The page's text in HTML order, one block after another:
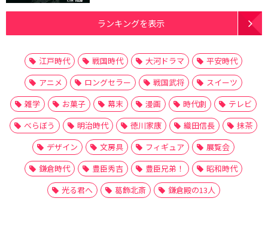
ランキングを表示
江戸時代 戦国時代 大河ドラマ
平安時代
アニメ
ロングセラー 戦国武将
スイーツ
雑学
お菓子 幕末 漫画 時代劇
テレビ
べらぼう
明治時代 徳川家康 織田信長
抹茶
デザイン
文房具 フィギュア
展覧会
鎌倉時代
豊臣秀吉 豊臣兄弟！
昭和時代
光る君へ
葛飾北斎 鎌倉殿の13人